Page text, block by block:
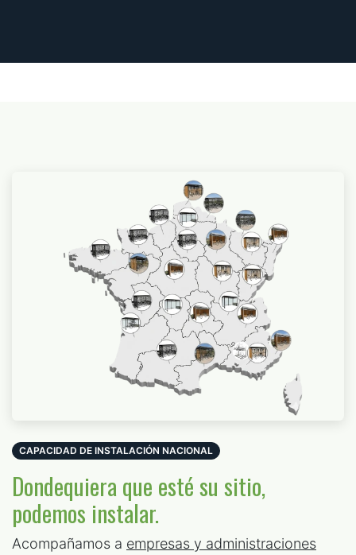
CAPACIDAD DE INSTALACIÓN NACIONAL
Dondequiera que esté su sitio,
podemos instalar.
Acompañamos a empresas y administraciones